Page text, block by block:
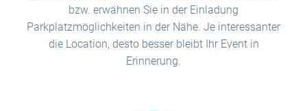
bzw. erwähnen Sie in der Einladung
Parkplatzmöglichkeiten in der Nähe. Je interessanter
die Location, desto besser bleibt Ihr Event in
Erinnerung.